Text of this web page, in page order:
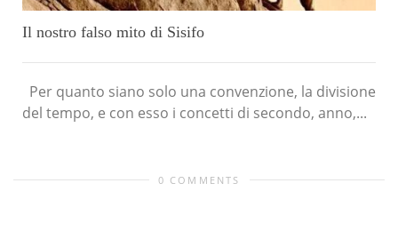
Il nostro falso mito di Sisifo
Per quanto siano solo una convenzione, la divisione
del tempo, e con esso i concetti di secondo, anno,...
0 COMMENTS